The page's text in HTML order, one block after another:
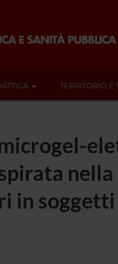
TERRITORIO E
in